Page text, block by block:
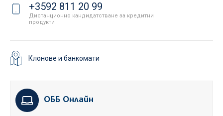
+3592 811 20 99
Дистанционно кандидатстване за кредитни
продукти
Клонове и банкомати
ОББ Онлайн